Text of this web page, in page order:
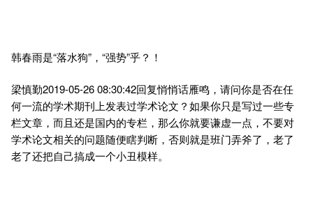
韩春雨是“落水狗”，“强势”乎？！
梁慎勤2019-05-26 08:30:42回复悄悄话雁鸣，请问你是否在任
何一流的学术期刊上发表过学术论文？如果你只是写过一些专
栏文章，而且还是国内的专栏，那么你就要谦虚一点，不要对
学术论文相关的问题随便瞎判断，否则就是班门弄斧了，老了
老了还把自己搞成一个小丑模样。